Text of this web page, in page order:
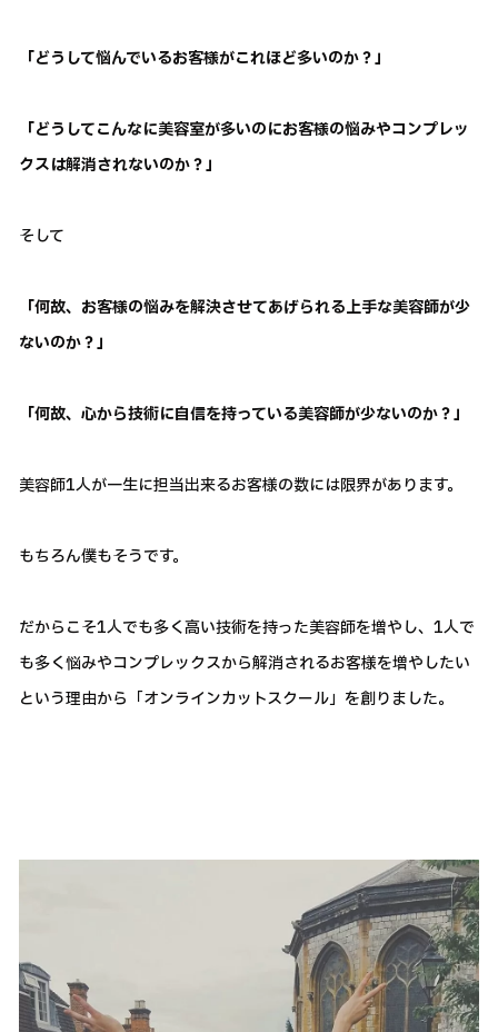
「どうして悩んでいるお客様がこれほど多いのか？」
「どうしてこんなに美容室が多いのにお客様の悩みやコンプレッ
クスは解消されないのか？」
そして
「何故、お客様の悩みを解決させてあげられる上手な美容師が少
ないのか？」
「何故、心から技術に自信を持っている美容師が少ないのか？」
美容師1人が一生に担当出来るお客様の数には限界があります。
もちろん僕もそうです。
だからこそ1人でも多く高い技術を持った美容師を増やし、1人で
も多く悩みやコンプレックスから解消されるお客様を増やしたい
という理由から「オンラインカットスクール」を創りました。